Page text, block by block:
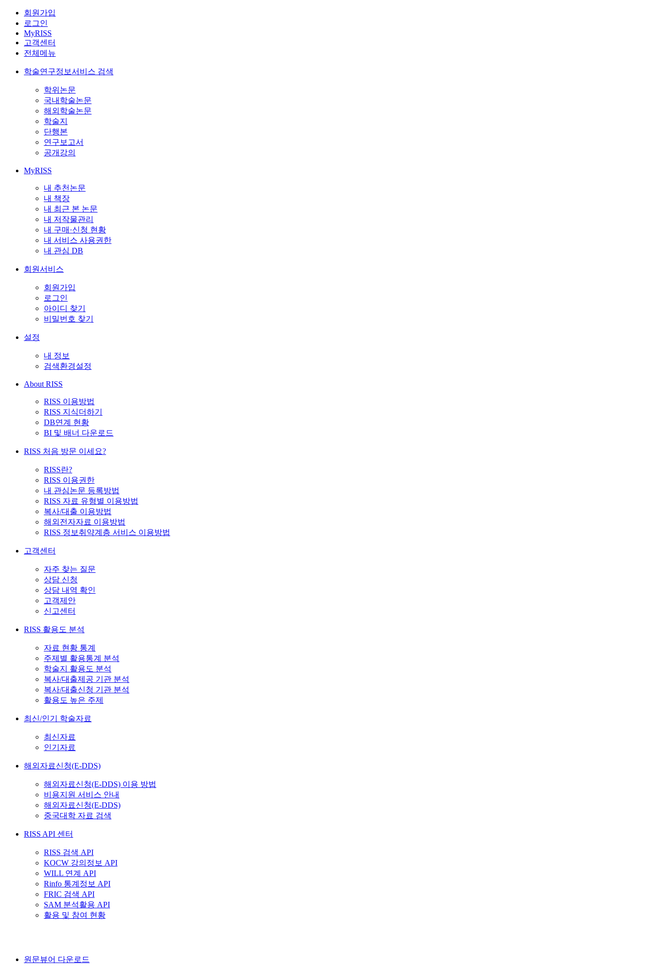
회원가입
로그인
MyRISS
고객센터
전체메뉴
학술연구정보서비스 검색
학위논문
국내학술논문
해외학술논문
학술지
단행본
연구보고서
공개강의
MyRISS
내 추천논문
내 책장
내 최근 본 논문
내 저작물관리
내 구매·신청 현황
내 서비스 사용권한
내 관심 DB
회원서비스
회원가입
로그인
아이디 찾기
비밀번호 찾기
설정
내 정보
검색환경설정
About RISS
RISS 이용방법
RISS 지식더하기
DB연계 현황
BI 및 배너 다운로드
RISS 처음 방문 이세요?
RISS란?
RISS 이용권한
내 관심논문 등록방법
RISS 자료 유형별 이용방법
복사/대출 이용방법
해외전자자료 이용방법
RISS 정보취약계층 서비스 이용방법
고객센터
자주 찾는 질문
상담 신청
상담 내역 확인
고객제안
신고센터
RISS 활용도 분석
자료 현황 통계
주제별 활용통계 분석
학술지 활용도 분석
복사/대출제공 기관 분석
복사/대출신청 기관 분석
활용도 높은 주제
최신/인기 학술자료
최신자료
인기자료
해외자료신청(E-DDS)
해외자료신청(E-DDS) 이용 방법
비용지원 서비스 안내
해외자료신청(E-DDS)
중국대학 자료 검색
RISS API 센터
RISS 검색 API
KOCW 강의정보 API
WILL 연계 API
Rinfo 통계정보 API
FRIC 검색 API
SAM 분석활용 API
활용 및 참여 현황
원문뷰어 다운로드